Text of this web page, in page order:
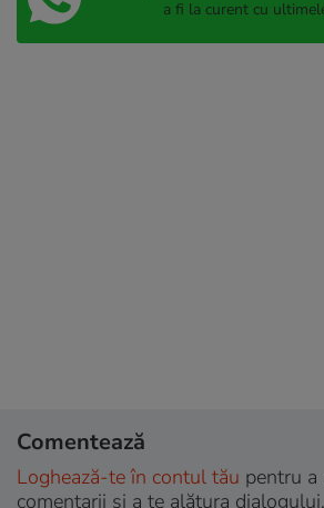
a fi la curent cu
Comentează
Loghează-te în contul tău pentru a
comentarii și a te alătura dialogului.